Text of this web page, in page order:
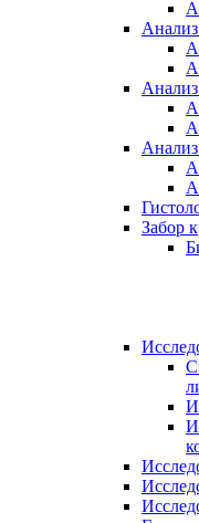
Забор